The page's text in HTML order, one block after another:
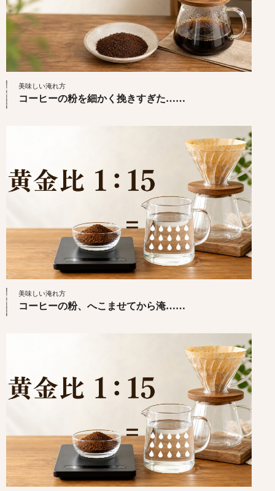
美味しい淹れ方
コーヒーの粉を細かく挽きすぎた……
美味しい淹れ方
コーヒーの粉、へこませてから淹……